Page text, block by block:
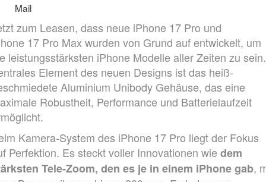
Mail
zum Leasen, dass neue iPhone 17 Pro und
17 Pro Max wurden von Grund auf entwickelt, um
leistungs­stärksten iPhone Modelle aller Zeiten zu sein.
Element des neuen Designs ist das heiß­
Aluminium Unibody Gehäuse, das eine
Robustheit, Performance und Batterie­laufzeit
Kamera-System des iPhone 17 Pro liegt der Fokus
Perfektion. Es steckt voller Innovationen wie dem
Tele‑Zoom, den es je in einem iPhone gab,